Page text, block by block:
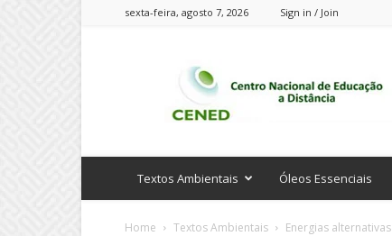
sexta-feira, agosto 7, 2026 Sign in / Join
Cursos
Online
Textos Ambientais Óleos Essenciais
Home Textos Ambientais Energias alternativas